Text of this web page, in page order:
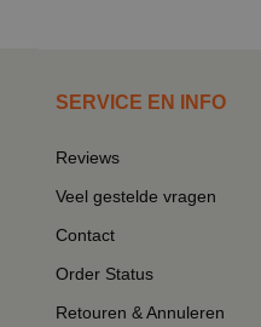
SERVICE EN INFO
Reviews
Veel gestelde vragen
Contact
Order Status
Retouren & Annuleren